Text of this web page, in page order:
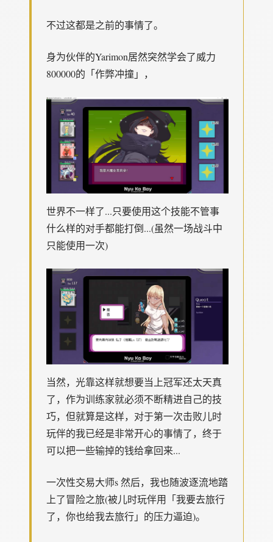
不过这都是之前的事情了。
身为伙伴的Yarimon居然突然学会了威力
800000的「作弊冲撞」，
世界不一样了...只要使用这个技能不管事
什么样的对手都能打倒...(虽然一场战斗中
只能使用一次)
当然，光靠这样就想要当上冠军还太天真
了，作为训练家就必须不断精进自己的技
巧，但就算是这样，对于第一次击败儿时
玩伴的我已经是非常开心的事情了，终于
可以把一些输掉的钱给拿回来...
一次性交易大师s 然后，我也随波逐流地踏
上了冒险之旅(被儿时玩伴用「我要去旅行
了，你也给我去旅行」的压力逼迫)。